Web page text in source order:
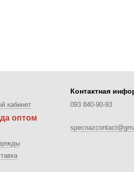
кабинет
оптом
Контактная
093 840-90-93